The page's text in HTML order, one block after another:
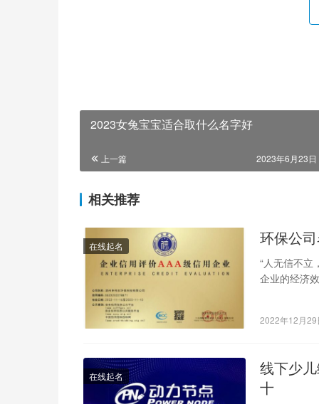
2023女兔宝宝适合取什么名字好
上一篇 2023年6月23
相关推荐
在线起名 环保公
“人无信不立
企业的经济
2022年12月29
在线起名
线下少
十